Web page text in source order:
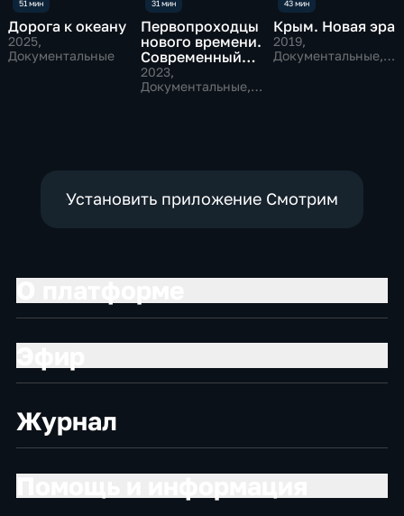
Дорога к океану
2025,
Документальные
Первопроходцы
нового времени.
Современный
коммерческий
флот России
2023,
Документальные,
Крым. Новая эра
2019,
Документальные,
Установить приложение Смотрим
Журнал